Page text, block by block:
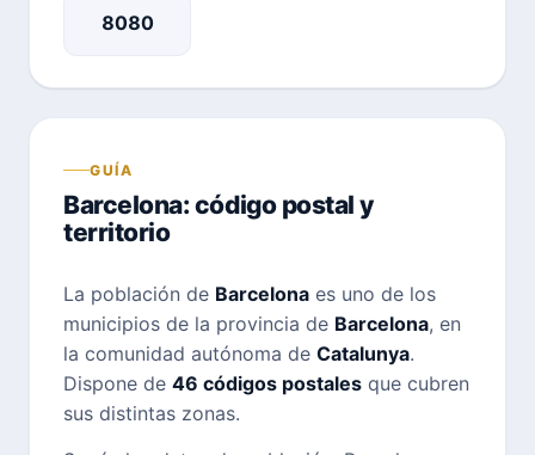
8080
GUÍA
Barcelona: código postal y
territorio
La población de Barcelona es uno de los
municipios de la provincia de Barcelona, en
la comunidad autónoma de Catalunya.
Dispone de 46 códigos postales que cubren
sus distintas zonas.